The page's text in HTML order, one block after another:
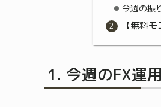
今週の振
【無料
今週のFX運